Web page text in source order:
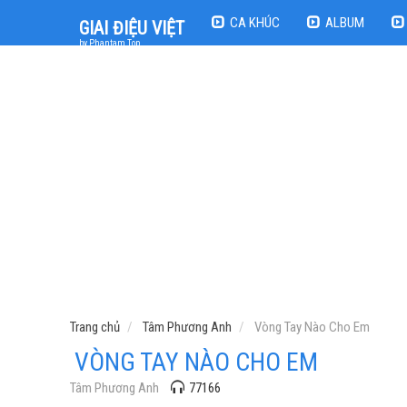
GIAI ĐIỆU VIỆT
by Phantam Top
CA KHÚC ALBUM
Trang chủ Tâm Phương Anh Vòng Tay Nào Cho Em
VÒNG TAY NÀO CHO EM
Tâm Phương Anh 77166